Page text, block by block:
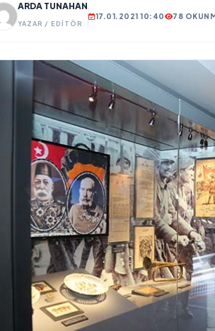
ARDA TUNAHAN
YAZAR / EDITÖR
17.01.2021 10:40 78